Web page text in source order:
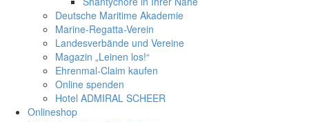
Deutsche Maritime Akademie
Marine-Regatta-Verein
Landesverbände und Vereine
Magazin „Leinen los!“
Ehrenmal-Claim kaufen
Online spenden
Hotel ADMIRAL SCHEER
Onlineshop